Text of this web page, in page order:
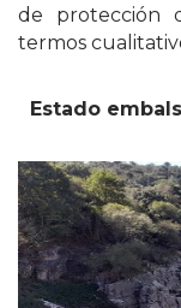
de protección
termos
Estado